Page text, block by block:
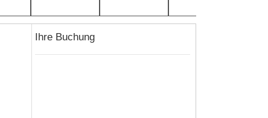
Ihre Buchung